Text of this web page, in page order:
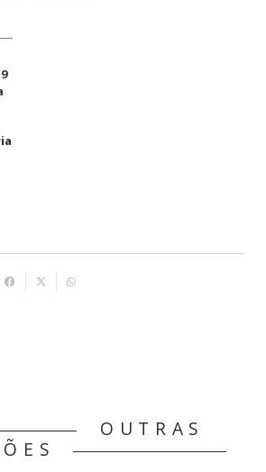
€.
OUTRAS